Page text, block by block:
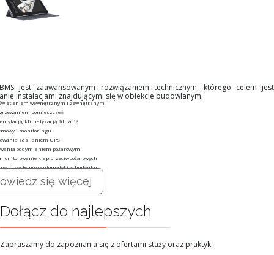
jest zaawansowanym rozwiązaniem technicznym, którego celem jest
instalacjami znajdującymi się w obiekcie budowlanym.
wewnętrznym i zewnętrznym
pomieszczeń
klimatyzacją, filtracją
i monitoringu
zasilaniem UPS
oddymianiem pożarowym
klap przeciwpożarowych
systemów automatyki w budynku
się więcej
Dołącz do najlepszych
Zapraszamy do zapoznania się z ofertami staży oraz praktyk.